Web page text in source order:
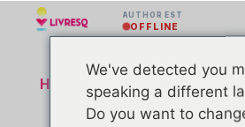
AUTHOR EST
OFFLINE
Homologation des leçons
et de la recherche - Appui
administratif -
We've detected you
speaking a different
Do you want to